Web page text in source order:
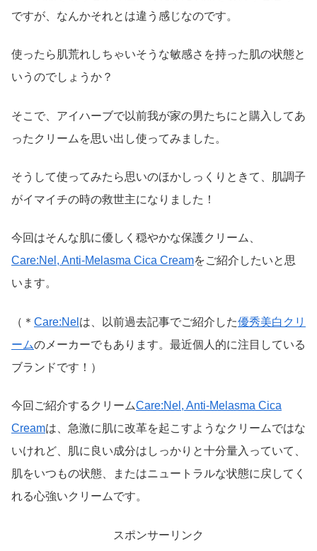
ですが、なんかそれとは違う感じなのです。
使ったら肌荒れしちゃいそうな敏感さを持った肌の状態と
いうのでしょうか？
そこで、アイハーブで以前我が家の男たちにと購入してあ
ったクリームを思い出し使ってみました。
そうして使ってみたら思いのほかしっくりときて、肌調子
がイマイチの時の救世主になりました！
今回はそんな肌に優しく穏やかな保護クリーム、
Care:Nel, Anti-Melasma Cica Creamをご紹介したいと思
います。
（＊ Care:Nel は、以前過去記事でご紹介した優秀美白クリ
ームのメーカーでもあります。最近個人的に注目している
ブランドです！）
今回ご紹介するクリームCare:Nel, Anti-Melasma Cica
Creamは、急激に肌に改革を起こすようなクリームではな
いけれど、肌に良い成分はしっかりと十分量入っていて、
肌をいつもの状態、またはニュートラルな状態に戻してく
れる心強いクリームです。
スポンサーリンク